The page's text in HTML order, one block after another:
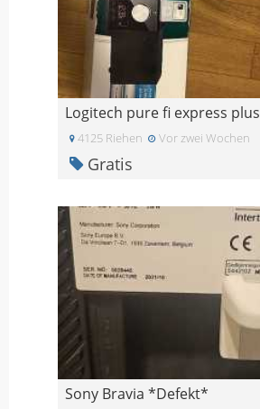
Logitech pure fi express plus
4125 Riehen Vor zwei Wochen
Gratis
Sony Bravia *Defekt*